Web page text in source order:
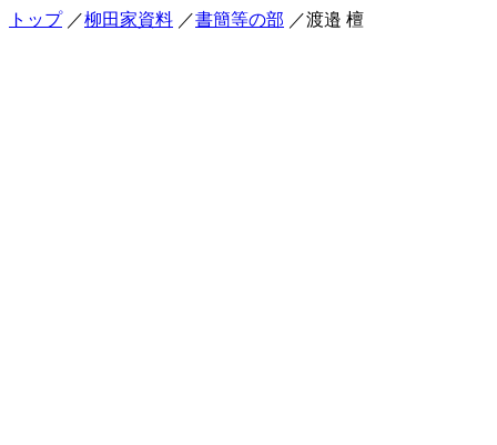
トップ ／柳田家資料 ／書簡等の部 ／渡邉 檀